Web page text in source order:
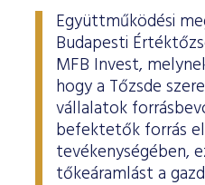
Együttműködési
Budapesti
MFB Invest,
hogy a Tőzsde
vállalatok
befektetők forrás
tevékenységében,
tőkeáramlást a